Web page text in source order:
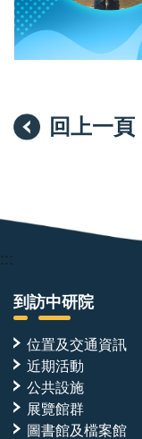
學
研
究
所
助
研
回上一頁
:::
到訪中研院
位置及交通資訊
近期活動
公共設施
展覽館群
圖書館及檔案館